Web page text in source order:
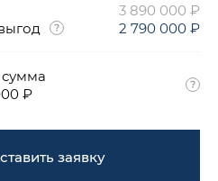
3 890 000 ₽
2 790 000 ₽
₽
заявку